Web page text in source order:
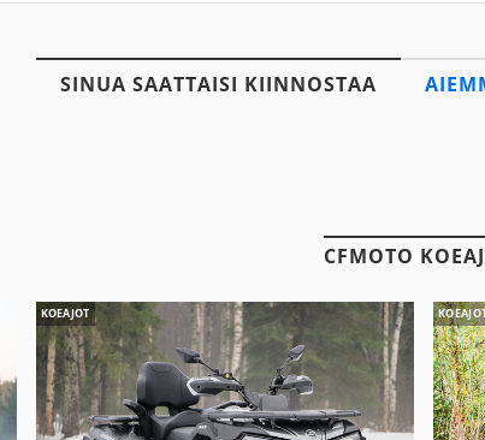
SINUA SAATTAISI KIINNOSTAA
CFMOTO
KOEAJOT